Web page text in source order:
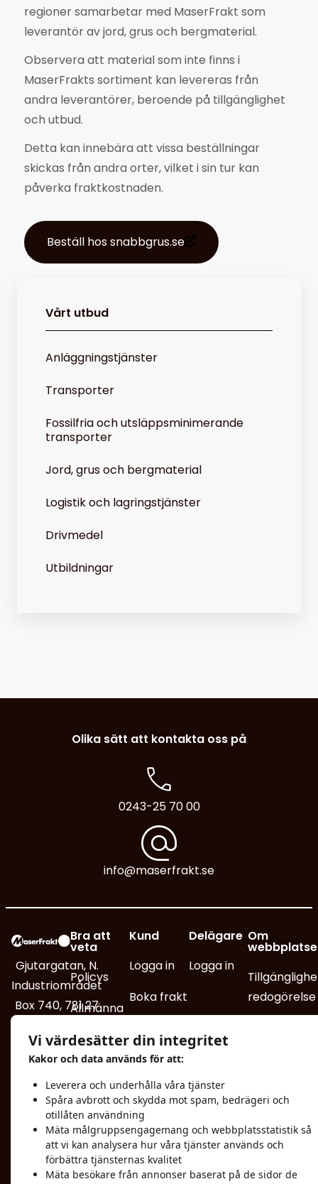
Vårt utbud
Anläggningstjänster
Transporter
Fossilfria och utsläppsminimerande
transporter
Jord, grus och bergmaterial
Logistik och lagringstjänster
Drivmedel
Utbildningar
regioner samarbetar med MaserFrakt som
leverantör av jord, grus och bergmaterial.
Observera att material som inte finns i
MaserFrakts sortiment kan levereras från
andra leverantörer, beroende på tillgänglighet
och utbud.
Detta kan innebära att vissa beställningar
skickas från andra orter, vilket i sin tur kan
påverka fraktkostnaden.
Beställ hos snabbgrus.se
Olika sätt att kontakta oss på
0243-25 70 00
info@maserfrakt.se
Gjutargatan, N.
Industriområdet
Box 740, 781 27
info@maserfrakt.se
0243-25
Bra att
veta
Policys
Allmänna
Reklamation
Certifikat
Faktureringsadress
Kamerabevakning
Kund
Logga in
Boka frakt
Track and
Trace
Fakturaunderlag
DMT
Delägare
Logga in
Om
redogörelse
Vi värdesätter din integritet
Kakor och data används för att:
Leverera och underhålla våra tjänster
Spåra avbrott och skydda mot spam, bedrägeri och
otillåten användning
Mäta målgruppsengagemang och webbplatsstatistik så
att vi kan analysera hur våra tjänster används och
förbättra tjänsternas kvalitet
Mäta besökare från annonser baserat på de sidor de